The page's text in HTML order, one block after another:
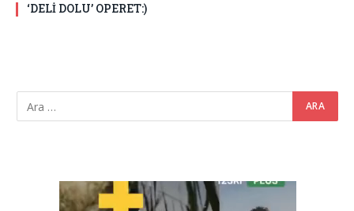
‘DELİ DOLU’ OPERET:)
Video
oynatıcı